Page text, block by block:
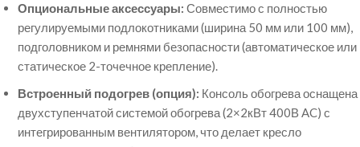
Опциональные аксессуары: Совместимо с полностью
регулируемыми подлокотниками (ширина 50 мм или 100 мм),
подголовником и ремнями безопасности (автоматическое или
статическое 2-точечное крепление).
Встроенный подогрев (опция): Консоль обогрева оснащена
двухступенчатой системой обогрева (2×2кВт 400В AC) с
интегрированным вентилятором, что делает кресло